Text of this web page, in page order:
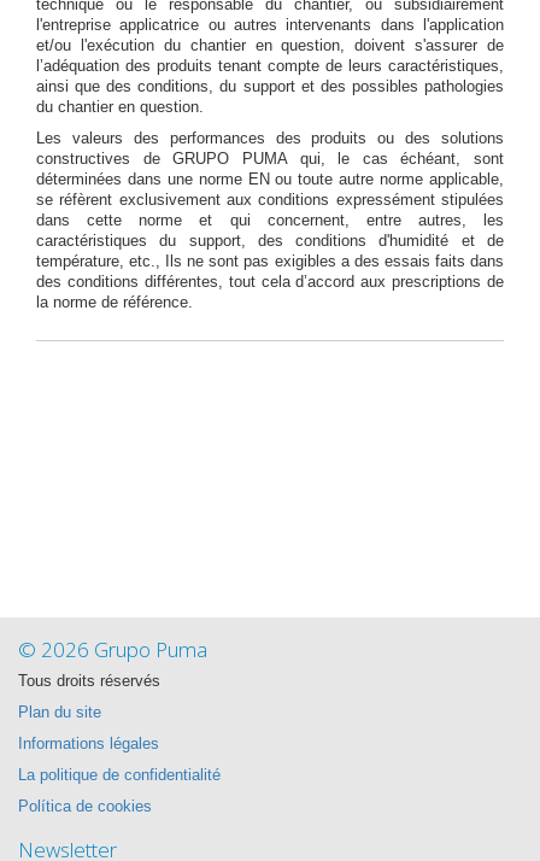
technique ou le responsable du chantier, ou subsidiairement
l'entreprise applicatrice ou autres intervenants dans l'application
et/ou l'exécution du chantier en question, doivent s'assurer de
l’adéquation des produits tenant compte de leurs caractéristiques,
ainsi que des conditions, du support et des possibles pathologies
du chantier en question.
Les valeurs des performances des produits ou des solutions
constructives de GRUPO PUMA qui, le cas échéant, sont
déterminées dans une norme EN ou toute autre norme applicable,
se réfèrent exclusivement aux conditions expressément stipulées
dans cette norme et qui concernent, entre autres, les
caractéristiques du support, des conditions d'humidité et de
température, etc., Ils ne sont pas exigibles a des essais faits dans
des conditions différentes, tout cela d’accord aux prescriptions de
la norme de référence.
© 2026 Grupo Puma
Tous droits réservés
Plan du site
Informations légales
La politique de confidentialité
Política de cookies
Newsletter